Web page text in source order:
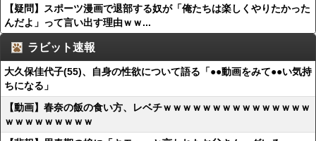
【疑問】スポーツ漫画で退部する奴が「俺たちは楽しくやりたかった
んだよ」って言い出す理由ｗｗ...
ラビット速報
大久保佳代子(55)、自身の性欲について語る「●●動画をみて●●い気持
ちになる」
【動画】春奈の飯の食い方、レベチｗｗｗｗｗｗｗｗｗｗｗｗｗｗｗ
ｗｗｗｗｗｗｗｗｗ